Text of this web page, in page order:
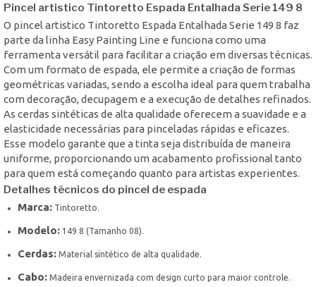
Pincel artistico Tintoretto Espada Entalhada Serie 149 8
O pincel artistico Tintoretto Espada Entalhada Serie 149 8 faz
parte da linha Easy Painting Line e funciona como uma
ferramenta versátil para facilitar a criação em diversas técnicas.
Com um formato de espada, ele permite a criação de formas
geométricas variadas, sendo a escolha ideal para quem trabalha
com decoração, decupagem e a execução de detalhes refinados.
As cerdas sintéticas de alta qualidade oferecem a suavidade e a
elasticidade necessárias para pinceladas rápidas e eficazes.
Esse modelo garante que a tinta seja distribuída de maneira
uniforme, proporcionando um acabamento profissional tanto
para quem está começando quanto para artistas experientes.
Detalhes técnicos do pincel de espada
Marca: Tintoretto.
Modelo: 149 8 (Tamanho 08).
Cerdas: Material sintético de alta qualidade.
Cabo: Madeira envernizada com design curto para maior controle.